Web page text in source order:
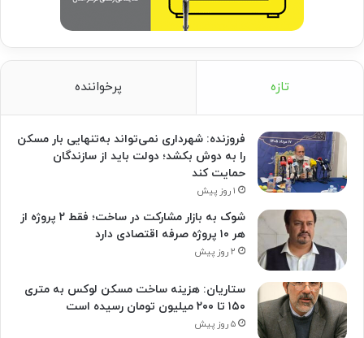
تازه پرخواننده
فروزنده: شهرداری نمی‌تواند به‌تنهایی بار مسکن
را به دوش بکشد؛ دولت باید از سازندگان
حمایت کند
۱ روز پیش
شوک به بازار مشارکت در ساخت؛ فقط ۲ پروژه از
هر ۱۰ پروژه صرفه اقتصادی دارد
۲ روز پیش
ستاریان: هزینه ساخت مسکن لوکس به متری
۱۵۰ تا ۲۰۰ میلیون تومان رسیده است
۵ روز پیش